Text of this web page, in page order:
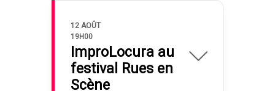
12 AOÛT
19H00
ImproLocura au
festival Rues en
Scène